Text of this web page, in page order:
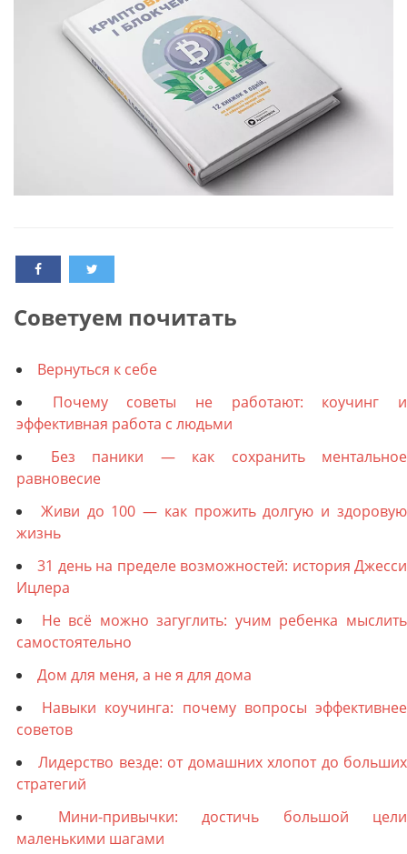
Cоветуем почитать
Вернуться к себе
Почему советы не работают: коучинг и
эффективная работа с людьми
Без паники — как сохранить ментальное
равновесие
Живи до 100 — как прожить долгую и здоровую
жизнь
31 день на пределе возможностей: история Джесси
Ицлера
Не всё можно загуглить: учим ребенка мыслить
самостоятельно
Дом для меня, а не я для дома
Навыки коучинга: почему вопросы эффективнее
советов
Лидерство везде: от домашних хлопот до больших
стратегий
Мини-привычки: достичь большой цели
маленькими шагами